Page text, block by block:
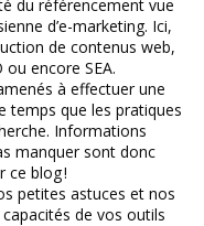
du référencement vue
d’e-marketing. Ici,
de contenus web,
ou encore SEA.
à effectuer une
temps que les pratiques
Informations
manquer sont donc
ce blog !
petites astuces et nos
de vos outils